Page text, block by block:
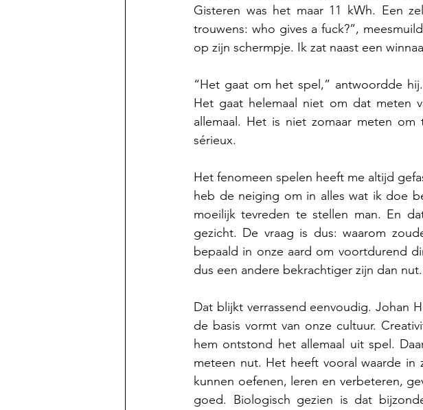
Gisteren was het maar 11 kWh. Een
trouwens: who gives a fuck?”,
op zijn schermpje. Ik zat naast een
“Het gaat om het spel,” antwoordde
Het gaat helemaal niet om dat meten
allemaal. Het is niet zomaar meten
sérieux.
Het fenomeen spelen heeft me altijd
heb de neiging om in alles wat ik doe
moeilijk tevreden te stellen man. En
gezicht. De vraag is dus: waarom
bepaald in onze aard om voortdurend
dus een andere bekrachtiger zijn dan nut.
Dat blijkt verrassend eenvoudig. Johan
de basis vormt van onze cultuur.
hem ontstond het allemaal uit spel.
meteen nut. Het heeft vooral waarde in
kunnen oefenen, leren en verbeteren,
goed. Biologisch gezien is dat